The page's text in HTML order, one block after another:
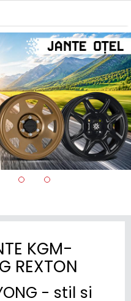
KGM-
REXTON
- stil si